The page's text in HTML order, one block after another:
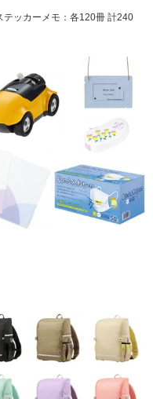
テッカーメモ：各120冊 計240